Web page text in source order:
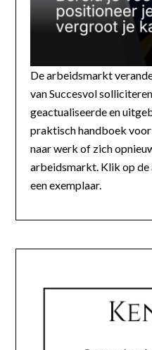
De arbeidsmarkt
van Succesvol
geactualiseerde en
praktisch handboek
naar werk of zich
arbeidsmarkt. Klik op de
een exemplaar.